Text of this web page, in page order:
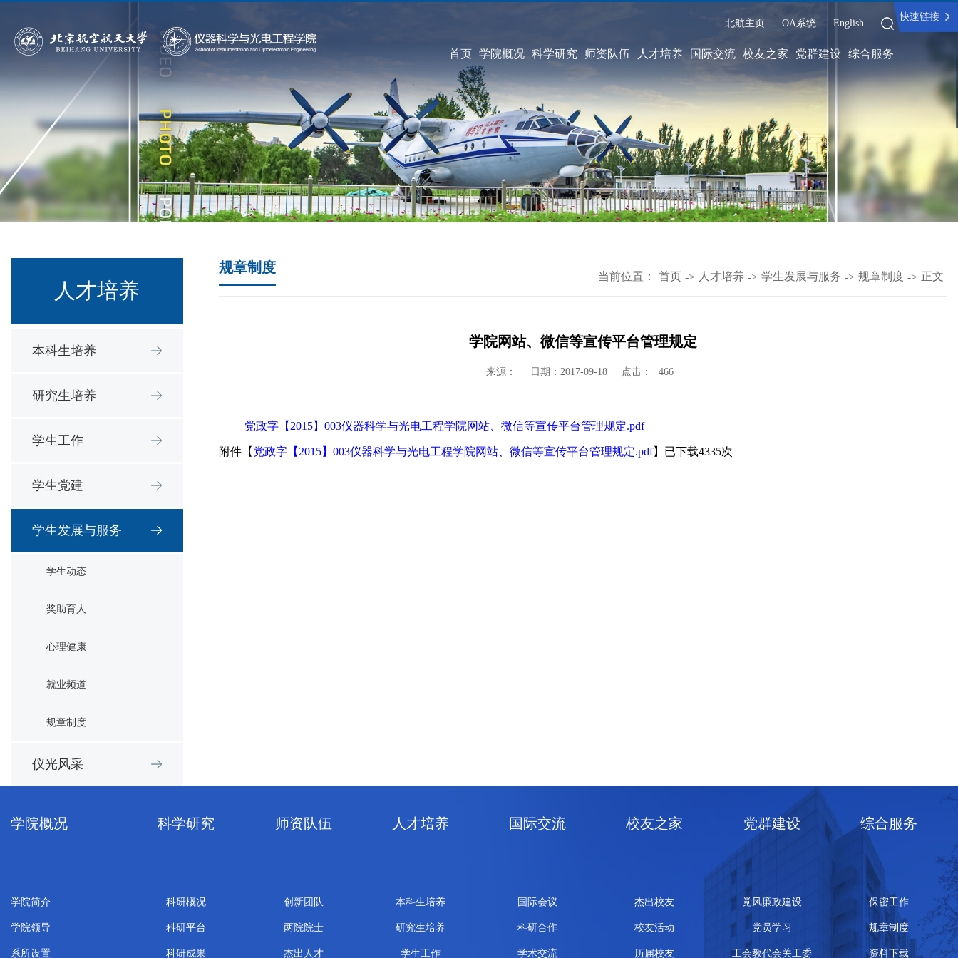
快速链接
北航主页 OA系统 English
首页 学院概况 科学研究 师资队伍 人才培养 国际交流 校友之家 党群建设 综合服务
人才培养
本科生培养
研究生培养
学生工作
学生党建
学生发展与服务
学生动态
奖助育人
心理健康
就业频道
规章制度
仪光风采
规章制度
当前位置： 首页 -> 人才培养 -> 学生发展与服务 -> 规章制度 -> 正文
学院网站、微信等宣传平台管理规定
来源： 日期：2017-09-18 点击： 466
党政字【2015】003仪器科学与光电工程学院网站、微信等宣传平台管理规定.pdf
附件【 党政字【2015】003仪器科学与光电工程学院网站、微信等宣传平台管理规定.pdf】已下载4335次
学院概况
学院简介
学院领导
系所设置
科学研究
科研概况
科研平台
科研成果
师资队伍
创新团队
两院院士
杰出人才
人才培养
本科生培养
研究生培养
学生工作
国际交流
国际会议
科研合作
学术交流
校友之家
杰出校友
校友活动
历届校友
党群建设
党风廉政建设
党员学习
工会教代会关工委
综合服务
保密工作
规章制度
资料下载